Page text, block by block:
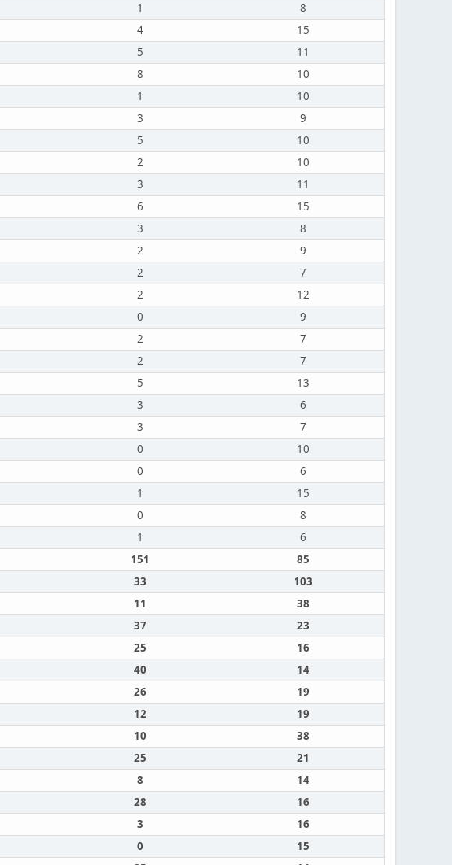
1
8
4
15
5
11
8
10
1
10
3
9
5
10
2
10
3
11
6
15
3
8
2
9
2
7
2
12
0
9
2
7
2
7
5
13
3
6
3
7
0
10
0
6
1
15
0
8
1
6
151
85
33
103
11
38
37
23
25
16
40
14
26
19
12
19
10
38
25
21
8
14
28
16
3
16
0
15